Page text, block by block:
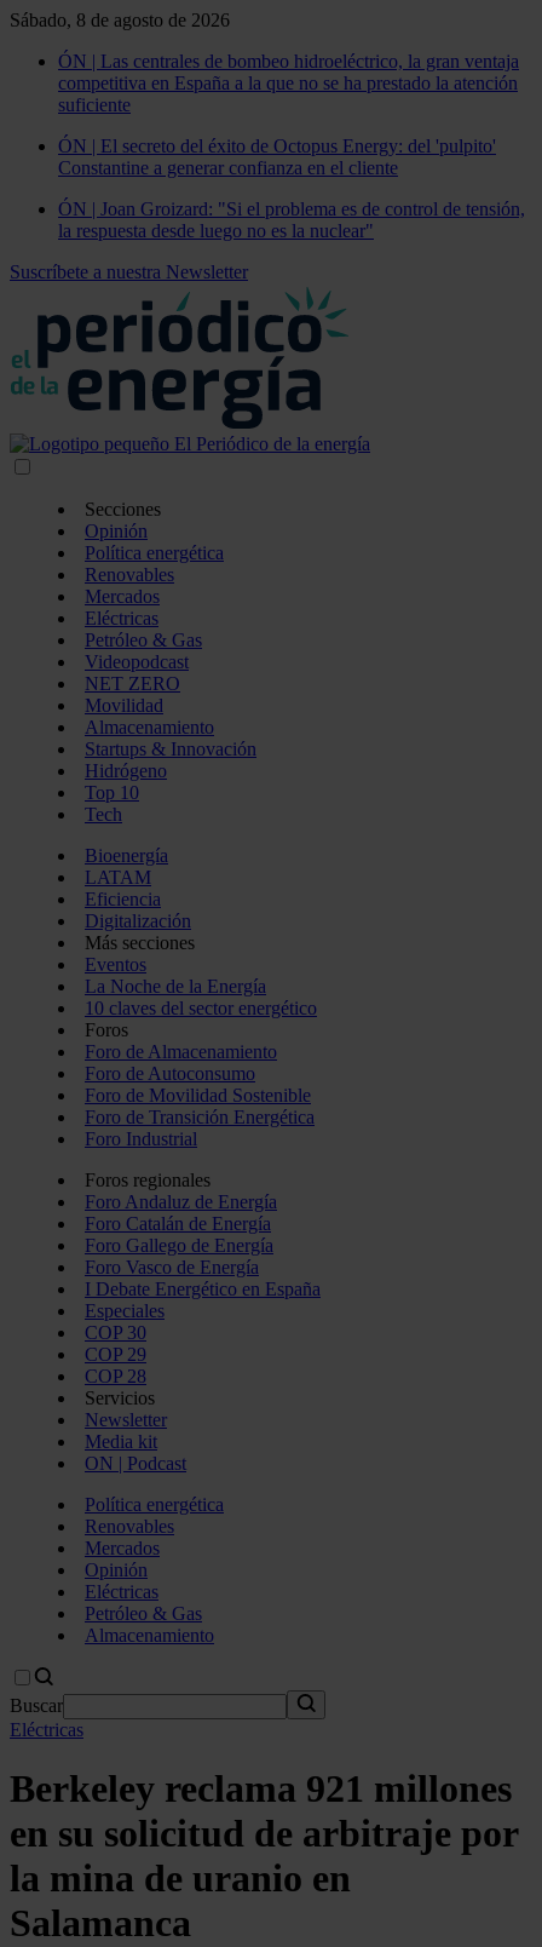
Sábado, 8 de agosto de 2026
ÓN | Las centrales de bombeo hidroeléctrico, la gran ventaja
competitiva en España a la que no se ha prestado la atención
suficiente
ÓN | El secreto del éxito de Octopus Energy: del 'pulpito'
Constantine a generar confianza en el cliente
ÓN | Joan Groizard: "Si el problema es de control de tensión,
la respuesta desde luego no es la nuclear"
Suscríbete a nuestra Newsletter
Secciones
Opinión
Política energética
Renovables
Mercados
Eléctricas
Petróleo & Gas
Videopodcast
NET ZERO
Movilidad
Almacenamiento
Startups & Innovación
Hidrógeno
Top 10
Tech
Bioenergía
LATAM
Eficiencia
Digitalización
Más secciones
Eventos
La Noche de la Energía
10 claves del sector energético
Foros
Foro de Almacenamiento
Foro de Autoconsumo
Foro de Movilidad Sostenible
Foro de Transición Energética
Foro Industrial
Foros regionales
Foro Andaluz de Energía
Foro Catalán de Energía
Foro Gallego de Energía
Foro Vasco de Energía
I Debate Energético en España
Especiales
COP 30
COP 29
COP 28
Servicios
Newsletter
Media kit
ON | Podcast
Política energética
Renovables
Mercados
Opinión
Eléctricas
Petróleo & Gas
Almacenamiento
Buscar
Eléctricas
Berkeley reclama 921 millones
en su solicitud de arbitraje por
la mina de uranio en
Salamanca